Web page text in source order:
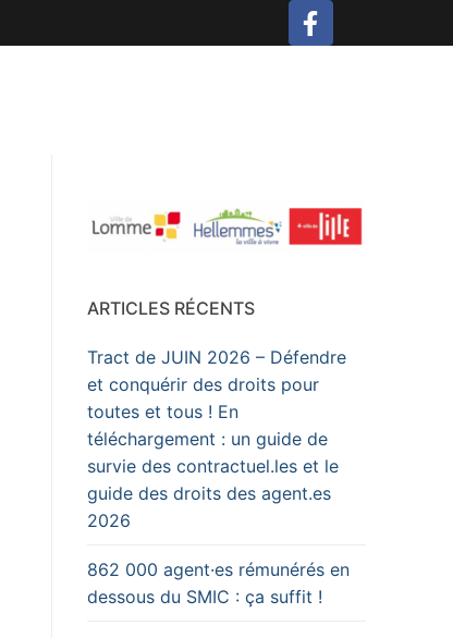
ARTICLES RÉCENTS
Tract de JUIN 2026 – Défendre
et conquérir des droits pour
toutes et tous ! En
téléchargement : un guide de
survie des contractuel.les et le
guide des droits des agent.es
2026
862 000 agent·es rémunérés en
dessous du SMIC : ça suffit !